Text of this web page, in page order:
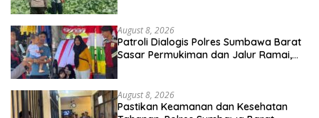
August 8, 2026
Patroli Dialogis Polres Sumbawa Barat
Sasar Permukiman dan Jalur Ramai,
August 8, 2026
Pastikan Keamanan dan Kesehatan